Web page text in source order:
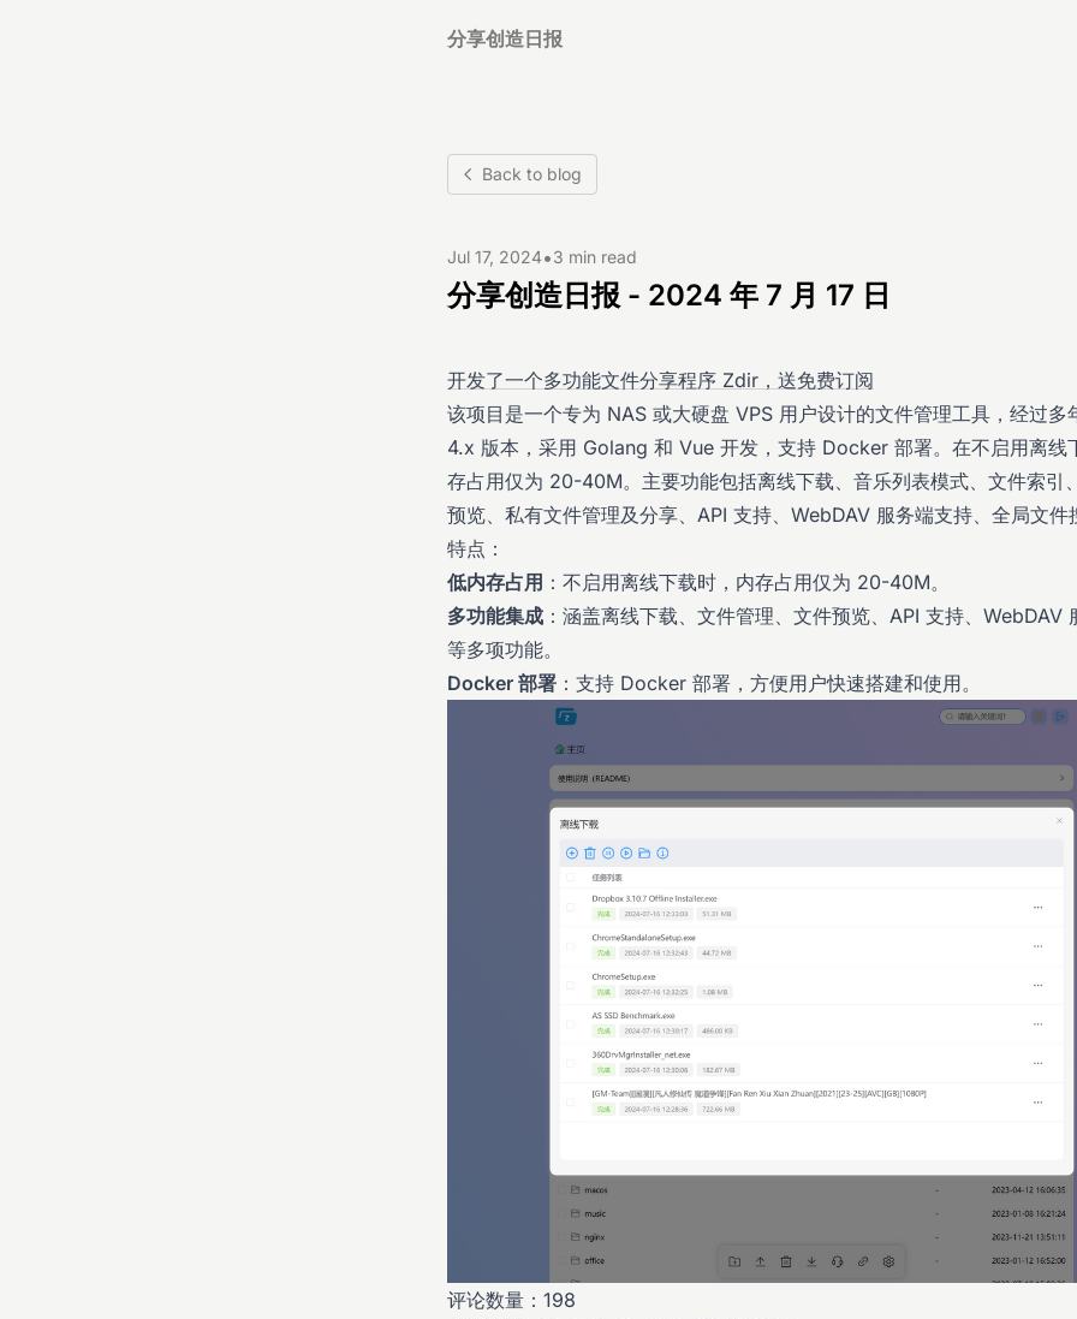
分享创造日报
Back to blog
Jul 17, 2024•3 min read
分享创造日报 - 2024 年 7 月 17 日
开发了一个多功能文件分享程序 Zdir，送免费订阅
该项目是一个专为 NAS 或大硬盘 VPS 用户设计的文件管理工具，经过多
4.x 版本，采用 Golang 和 Vue 开发，支持 Docker 部署。在不启用离线
存占用仅为 20-40M。主要功能包括离线下载、音乐列表模式、文件索引
预览、私有文件管理及分享、API 支持、WebDAV 服务端支持、全局文件
特点：
低内存占用 ：不启用离线下载时，内存占用仅为 20-40M。
多功能集成 ：涵盖离线下载、文件管理、文件预览、API 支持、WebDAV
等多项功能。
Docker 部署 ：支持 Docker 部署，方便用户快速搭建和使用。
评论数量：198